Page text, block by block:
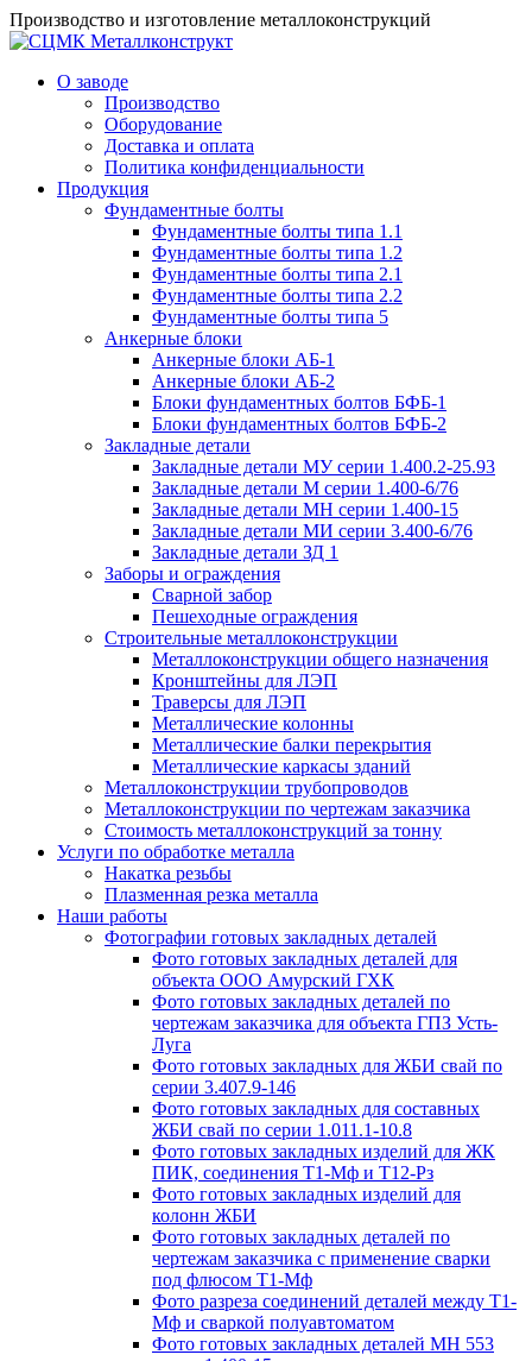
Производство и изготовление металлоконструкций
О заводе
Производство
Оборудование
Доставка и оплата
Политика конфиденциальности
Продукция
Фундаментные болты
Фундаментные болты типа 1.1
Фундаментные болты типа 1.2
Фундаментные болты типа 2.1
Фундаментные болты типа 2.2
Фундаментные болты типа 5
Анкерные блоки
Анкерные блоки АБ-1
Анкерные блоки АБ-2
Блоки фундаментных болтов БФБ-1
Блоки фундаментных болтов БФБ-2
Закладные детали
Закладные детали МУ серии 1.400.2-25.93
Закладные детали М серии 1.400-6/76
Закладные детали МН серии 1.400-15
Закладные детали МИ серии 3.400-6/76
Закладные детали ЗД 1
Заборы и ограждения
Сварной забор
Пешеходные ограждения
Строительные металлоконструкции
Металлоконструкции общего назначения
Кронштейны для ЛЭП
Траверсы для ЛЭП
Металлические колонны
Металлические балки перекрытия
Металлические каркасы зданий
Металлоконструкции трубопроводов
Металлоконструкции по чертежам заказчика
Cтоимость металлоконструкций за тонну
Услуги по обработке металла
Накатка резьбы
Плазменная резка металла
Наши работы
Фотографии готовых закладных деталей
Фото готовых закладных деталей для
объекта ООО Амурский ГХК
Фото готовых закладных деталей по
чертежам заказчика для объекта ГПЗ Усть-
Луга
Фото готовых закладных для ЖБИ свай по
серии 3.407.9-146
Фото готовых закладных для составных
ЖБИ свай по серии 1.011.1-10.8
Фото готовых закладных изделий для ЖК
ПИК, соединения Т1-Мф и Т12-Рз
Фото готовых закладных изделий для
колонн ЖБИ
Фото готовых закладных деталей по
чертежам заказчика с применение сварки
под флюсом Т1-Мф
Фото разреза соединений деталей между Т1-
Мф и сваркой полуавтоматом
Фото готовых закладных деталей МН 553